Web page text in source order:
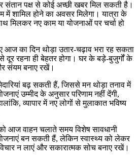
पक्ष से कोई अच्छी खबर मिल सकती है।
में शामिल होने का अवसर मिलेगा। यात्रा के
मिलकर नए काम या योजनाओं पर चर्चा हो
का दिन थोड़ा उतार-चढ़ाव भरा रह सकता
दूर रहना ही बेहतर होगा। घर के बड़े-बुजुर्गों के
संयम बनाए रखें।
बढ़ सकती हैं, जिससे मन थोड़ा तनाव में
उम्मीद के अनुसार परिणाम नहीं देंगी,
व्यापार में नए लोगों से मुलाकात भविष्य
आज वाहन चलाते समय विशेष सावधानी
योजनाएं बन सकती हैं, लेकिन स्वास्थ्य को लेकर
न लाएं और सकारात्मक सोच बनाए रखें।